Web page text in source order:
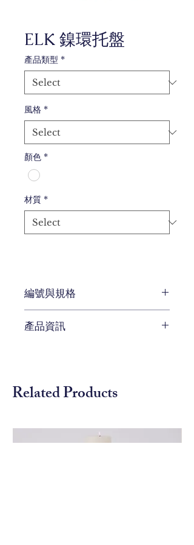
ELK 鎳環托盤
產品類型 *
風格 *
顏色 *
材質 *
編號與規格
編號 ELK-8984-002
產品資訊
Related Products